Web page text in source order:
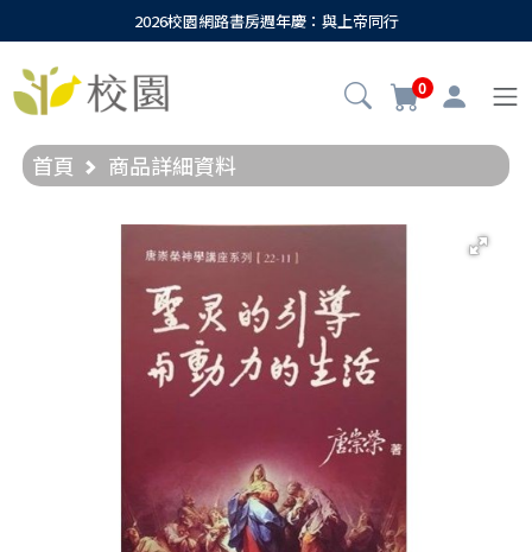
2026校園網路書房週年慶：與上帝同行
0
首頁 商品詳細資料